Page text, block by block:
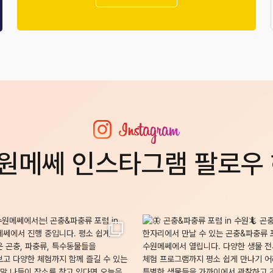
메쎄 인스타그램 팔로우